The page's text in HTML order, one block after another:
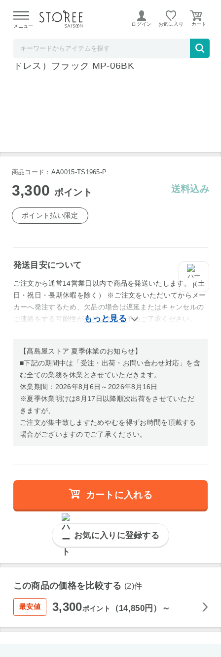
よる配送遅延が発生しております。
メニュー ログイン お気に入り
ドクターエア 3D マッサージピローS（コー
ドレス）ブラック MP-06BK
商品コード：AA0015-TS1965-P
3,300 ポイント 送料込み
ポイント払い限定
発送目安について
ご注文から通常14営業日以内で商品を発送いたします。（土
日・祝日・長期休暇を除く） ※ご注文をいただいてからメー
カーへ発注するため、欠品の場合は遅延またはキャンセルの
ご連絡をする可能性がございます。予めご了承ください。
【髙島屋ストア 夏季休業のお知らせ】
■下記の期間中は「受注・出荷・お問い合わせ対応」を含
む全ての業務を休業とさせていただきます。
休業期間：2026年8月6日～2026年8月16日
※夏季休業明けは8月17日以降順次出荷をさせていただ
きますが、
ご注文が集中致しますためやむを得ずお時間を頂戴する
場合がございますのでご了承ください。
カートに入れる
お気に入りに登録する
この商品の価格を比較する (2)件
最安値 3,300ポイント （14,850円）～